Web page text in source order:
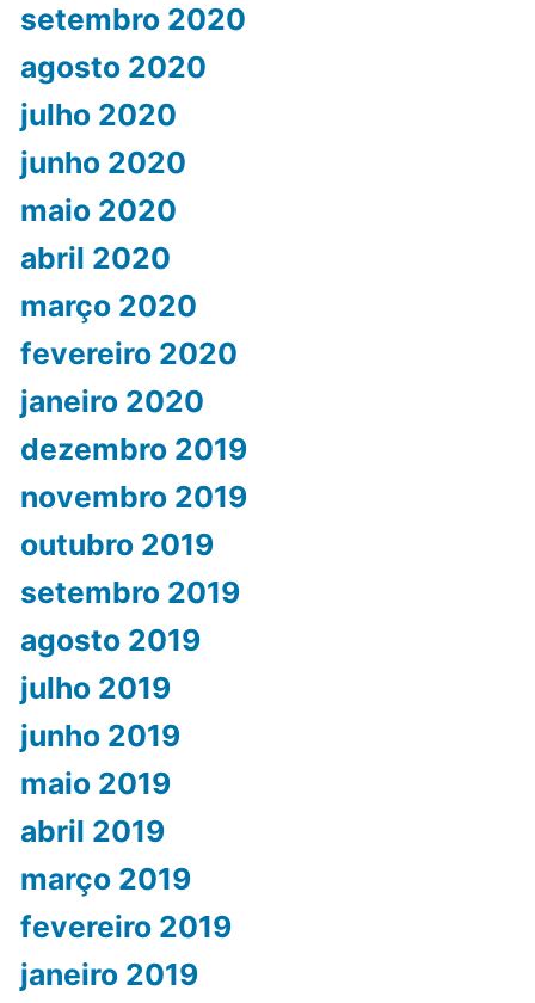
setembro 2020
agosto 2020
julho 2020
junho 2020
maio 2020
abril 2020
março 2020
fevereiro 2020
janeiro 2020
dezembro 2019
novembro 2019
outubro 2019
setembro 2019
agosto 2019
julho 2019
junho 2019
maio 2019
abril 2019
março 2019
fevereiro 2019
janeiro 2019